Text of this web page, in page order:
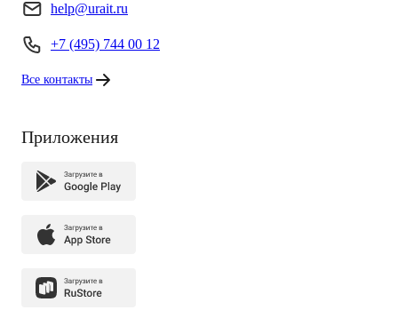
help@urait.ru
+7 (495) 744 00 12
Все контакты
Приложения